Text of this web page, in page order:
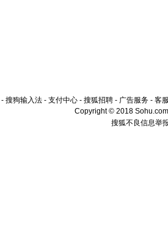
- 搜狗输入法 - 支付中心 - 搜狐招聘 - 广告服务 - 客
Copyright © 2018
搜狐不良信息举